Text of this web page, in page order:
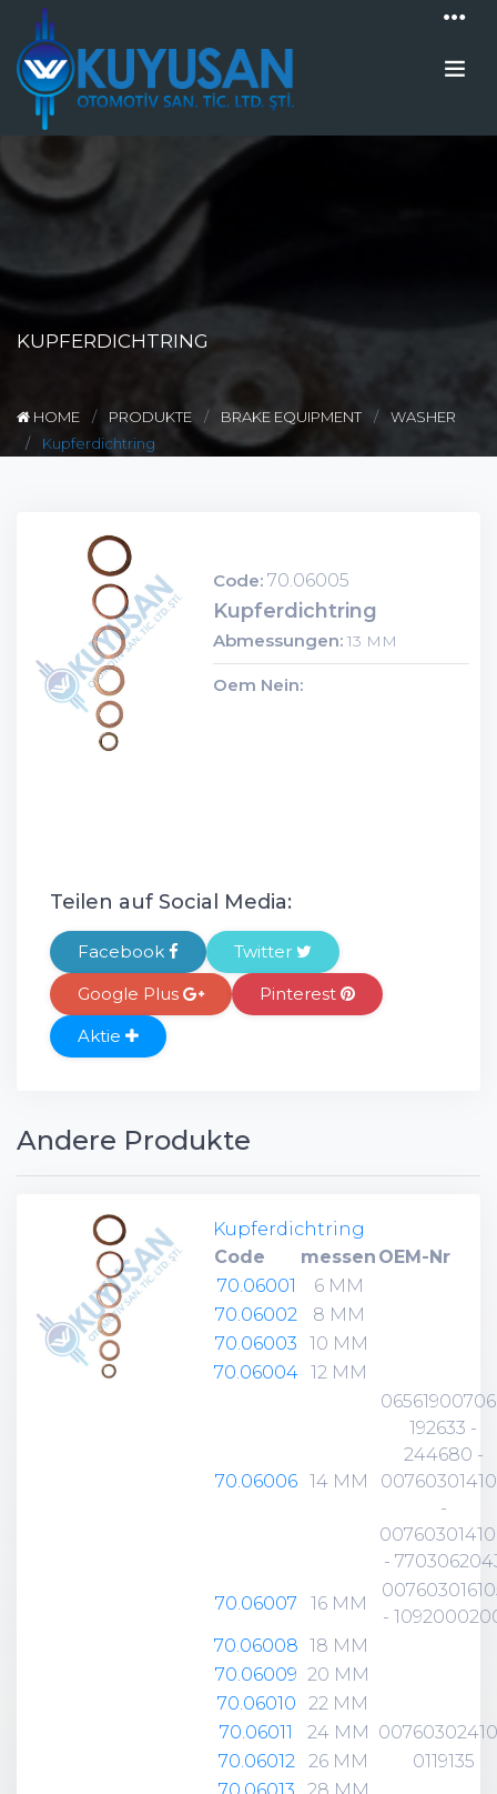
KUPFERDICHTRING
HOME PRODUKTE BRAKE EQUIPMENT
WASHER
Kupferdichtring
Code: 70.06005
Kupferdichtring
Abmessungen: 13 MM
Oem Nein:
Teilen auf Social Media:
Facebook
Twitter
Google Plus
Pinterest
Aktie
Andere Produkte
Kupferdichtring
Code
messen OEM-Nr
70.06001
6 MM
70.06002
8 MM
70.06003
10 MM
70.06004 12 MM
70.06006 14 MM
192633 -
244680 -
-
-
70.06007
16 MM
-
70.06008 18 MM
70.06009 20 MM
70.06010
22 MM
70.06011
24 MM
70.06012
26 MM
0119135